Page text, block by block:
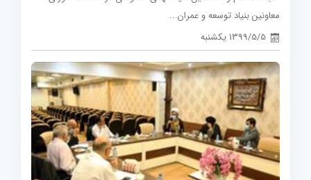
معاونین بنیاد توسعه و عمران...
1399/5/5 یکشنبه